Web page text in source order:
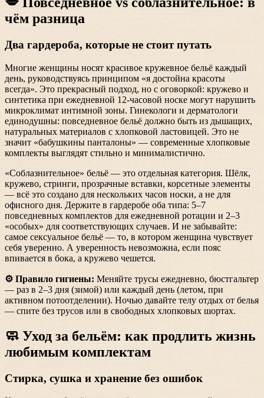
чём разница
Два гардероба, которые не стоит путать
Многие женщины носят красивое кружевное бельё каждый
день, руководствуясь принципом «я достойна красоты
всегда». Это прекрасный подход, но с оговоркой: кружево и
синтетика при ежедневной 12-часовой носке могут нарушить
микроклимат интимной зоны. Гинекологи и дерматологи
единодушны: повседневное бельё должно быть из дышащих,
натуральных материалов с хлопковой ластовицей. Это не
значит «бабушкины панталоны» — современные хлопковые
комплекты выглядят стильно и минималистично.
«Соблазнительное» бельё — это отдельная категория. Шёлк,
кружево, стринги, прозрачные вставки, корсетные элементы
— всё это создано для нескольких часов носки, а не для
офисного дня. Держите в гардеробе оба типа: 5–7
повседневных комплектов для ежедневной ротации и 2–3
«особых» для соответствующих случаев. И не забывайте:
самое сексуальное бельё — то, в котором женщина чувствует
себя уверенно. А уверенность невозможна, если пояс
впивается в бока, а кружево чешется.
⚙️ Правило гигиены: Меняйте трусы ежедневно, бюстгальтер
— раз в 2–3 дня (зимой) или каждый день (летом, при
активном потоотделении). Ночью давайте телу отдых от белья
— спите без трусов или в свободных хлопковых шортах.
🧼 Уход за бельём: как продлить жизнь
любимым комплектам
Стирка, сушка и хранение без ошибок